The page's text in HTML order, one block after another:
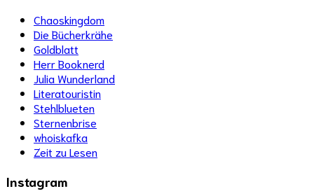
Chaoskingdom
Die Bücherkrähe
Goldblatt
Herr Booknerd
Julia Wunderland
Literatouristin
Stehlblueten
Sternenbrise
whoiskafka
Zeit zu Lesen
Instagram